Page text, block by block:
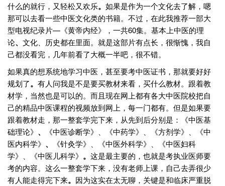
什么的就行，又轻松又欢乐。 如果是作为一个文化去了解，嗯
那可以去看一些中医文化类的书籍。不过，在此我推荐一部大
型电视纪录片—《黄帝内经》，一共60集。基本上中医的理
论、 文化、历史都在里面。就是这部片有点长，很惭愧，我自
己都没看完，几年前看了大概一半吧，很不错。
如果真的想系统地学习中医，甚至要考中医证书，那就要好好
规划了。 有人问我是不是要买教材来看，买什么教材。跟着教
材学，当然也是可以的。而且现在网上都有各大中医院校把自
己的精品中医课程的视频放到网上，每一门都有。但是如果要
跟着教材走，那一整套学完下来，从先到后分别是：《中医基
础理论》 、
《中医诊断学》、《中药学》、《方剂学》、《中
医内科学》 、
《针灸学》、《中医外科学》、《中医妇科
学》、《中医儿科学》 。 这是最主要的，也就是考执业医师要
考的内容。这么一整套学下来，没有老师上课，自己去弄很少
有人能走得完下来。 因为这实在太无聊，关键是和临床严重脱